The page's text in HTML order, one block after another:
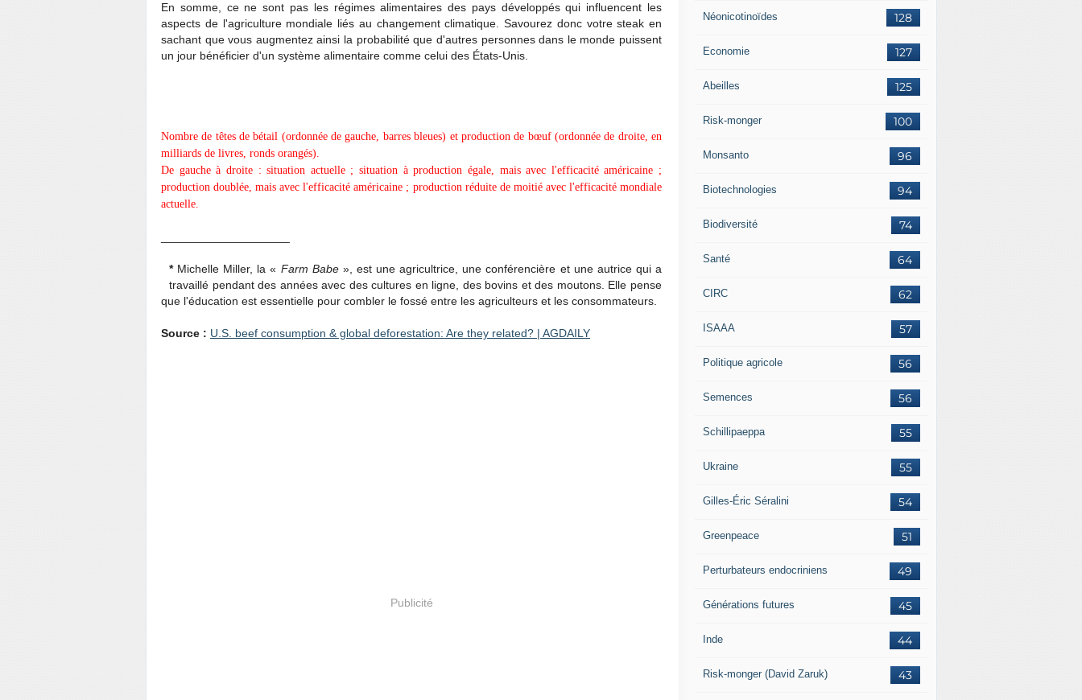
En somme, ce ne sont pas les régimes alimentaires des pays développés qui influencent les
aspects de l'agriculture mondiale liés au changement climatique. Savourez donc votre steak en
sachant que vous augmentez ainsi la probabilité que d'autres personnes dans le monde puissent
un jour bénéficier d'un système alimentaire comme celui des États-Unis.
Nombre de têtes de bétail (ordonnée de gauche, barres bleues) et production de bœuf (ordonnée de droite, en
milliards de livres, ronds orangés).
De gauche à droite : situation actuelle ; situation à production égale, mais avec l'efficacité américaine ;
production doublée, mais avec l'efficacité américaine ; production réduite de moitié avec l'efficacité mondiale
actuelle.
* Michelle Miller, la « Farm Babe», est une agricultrice, une conférencière et une autrice qui a
travaillé pendant des années avec des cultures en ligne, des bovins et des moutons. Elle pense
que l'éducation est essentielle pour combler le fossé entre les agriculteurs et les consommateurs.
Source : U.S. beef consumption & global deforestation: Are they related? | AGDAILY
Publicité
128
Néonicotinoïdes
127
Economie
125
Abeilles
100
Risk-monger
96
Monsanto
94
Biotechnologies
74
Biodiversité
64
Santé
62
CIRC
57
ISAAA
56
Politique agricole
56
Semences
55
Schillipaeppa
55
Ukraine
54
Gilles-Éric Séralini
51
Greenpeace
49
Perturbateurs endocriniens
45
Générations futures
44
Inde
43
Risk-monger (David Zaruk)